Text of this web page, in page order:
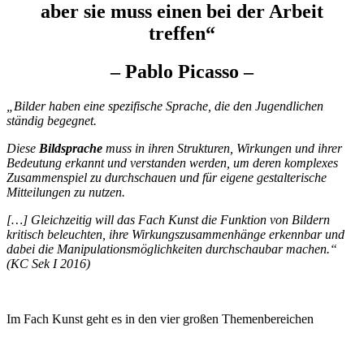
aber sie muss einen bei der Arbeit
treffen“
– Pablo Picasso –
„Bilder haben eine spezifische Sprache, die den Jugendlichen
ständig begegnet.
Diese Bildsprache muss in ihren Strukturen, Wirkungen und ihrer
Bedeutung erkannt und verstanden werden, um deren komplexes
Zusammenspiel zu durchschauen und für eigene gestalterische
Mitteilungen zu nutzen.
[…] Gleichzeitig will das Fach Kunst die Funktion von Bildern
kritisch beleuchten, ihre Wirkungszusammenhänge erkennbar und
dabei die Manipulationsmöglichkeiten durchschaubar machen.“
(KC Sek I 2016)
Im Fach Kunst geht es in den vier großen Themenbereichen